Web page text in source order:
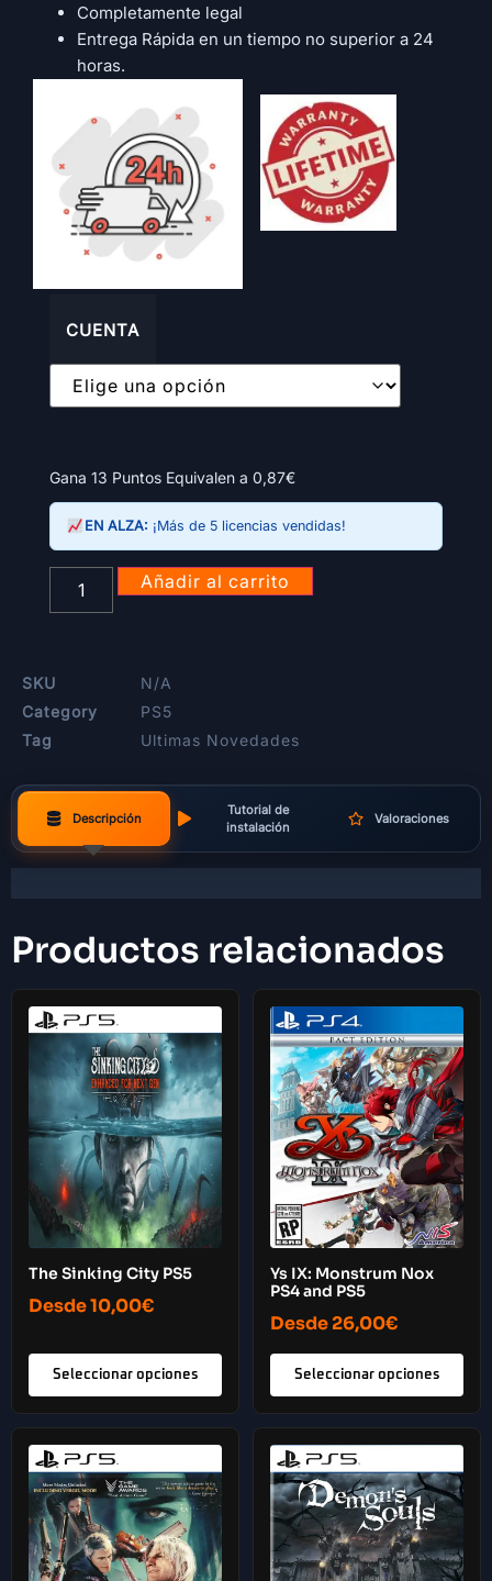
Completamente legal
Entrega Rápida en un tiempo no superior a 24
horas.
CUENTA
Gana 13 Puntos Equivalen a 0,87€
EN ALZA: ¡Más de 5 licencias vendidas!
Añadir al carrito
SKU
N/A
Category
PS5
Tag
Ultimas Novedades
Descripción
Tutorial de
instalación
Valoraciones
Productos relacionados
The Sinking City PS5
Desde10,00€
Seleccionar opciones
Ys IX: Monstrum Nox
PS4 and PS5
Desde26,00€
Seleccionar opciones